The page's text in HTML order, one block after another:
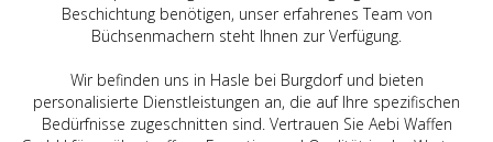
Beschichtung benötigen, unser erfahrenes Team von
Büchsenmachern steht Ihnen zur Verfügung.
Wir befinden uns in Hasle bei Burgdorf und bieten
personalisierte Dienstleistungen an, die auf Ihre spezifischen
Bedürfnisse zugeschnitten sind. Vertrauen Sie Aebi Waffen